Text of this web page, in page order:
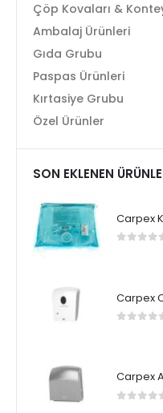
Çöp Kovaları &
Ambalaj Ürünleri
Gıda Grubu
Paspas Ürünleri
Kırtasiye Grubu
Özel Ürünler
SON EKLENEN
Carpex